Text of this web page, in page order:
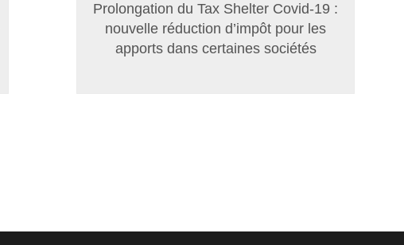
Prolongation du Tax Shelter Covid-19 :
nouvelle réduction d’impôt pour les
apports dans certaines sociétés